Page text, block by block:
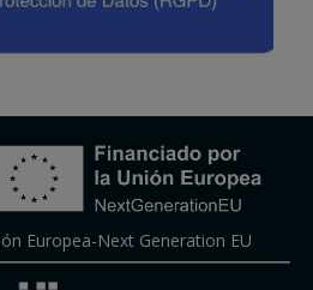
Europea-Next Generation EU